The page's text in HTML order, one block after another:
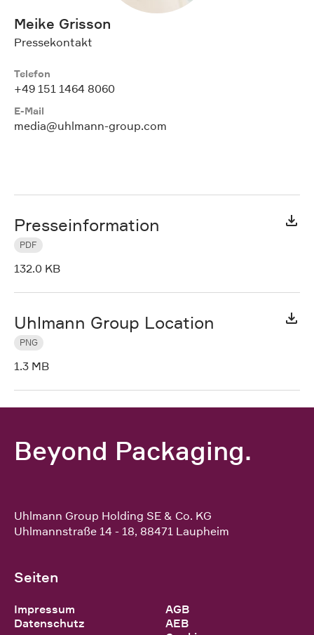
Meike Grisson
Pressekontakt
Telefon
+49 151 1464 8060
E-Mail
media@uhlmann-group.com
Presseinformation
PDF
132.0 KB
Uhlmann Group Location
PNG
1.3 MB
Beyond Packaging.
Uhlmann Group Holding SE & Co. KG
Uhlmannstraße 14 - 18, 88471 Laupheim
Seiten
Impressum
Datenschutz
AGB
AEB